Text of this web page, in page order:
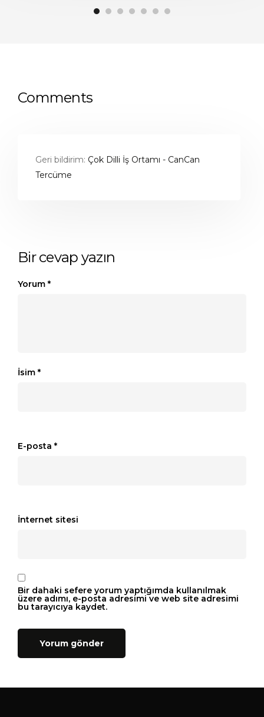
Comments
Geri bildirim: Çok Dilli İş Ortamı - CanCan
Tercüme
Bir cevap yazın
Yorum *
İsim *
E-posta *
İnternet sitesi
Bir dahaki sefere yorum yaptığımda kullanılmak
üzere adımı, e-posta adresimi ve web site adresimi
bu tarayıcıya kaydet.